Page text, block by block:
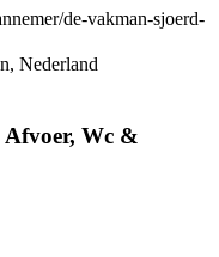
de-vakman-sjoerd-
Nederland
Afvoer, Wc &